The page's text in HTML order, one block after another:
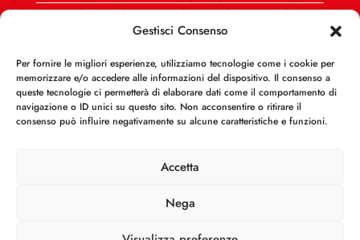
Gestisci Consenso
Per fornire le migliori esperienze, utilizziamo tecnologie come i cookie per
memorizzare e/o accedere alle informazioni del dispositivo. Il consenso a
queste tecnologie ci permetterà di elaborare dati come il comportamento di
navigazione o ID unici su questo sito. Non acconsentire o ritirare il
consenso può influire negativamente su alcune caratteristiche e funzioni.
Accetta
Nega
SPI CGIL Nazionale
CGIL Calabria
INCA Calabria
AUSER Calabria